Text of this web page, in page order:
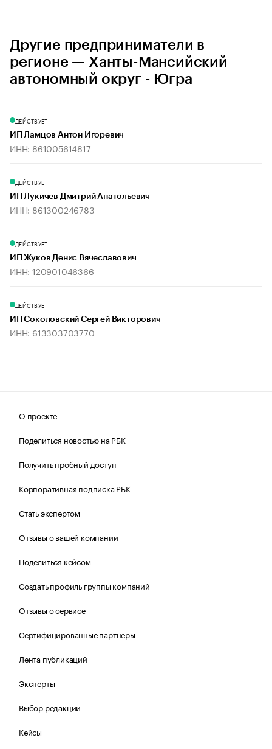
Другие предприниматели в
регионе — Ханты-Мансийский
автономный округ - Югра
ДЕЙСТВУЕТ
ИП Ламцов Антон Игоревич
ИНН: 861005614817
ДЕЙСТВУЕТ
ИП Лукичев Дмитрий Анатольевич
ИНН: 861300246783
ДЕЙСТВУЕТ
ИП Жуков Денис Вячеславович
ИНН: 120901046366
ДЕЙСТВУЕТ
ИП Соколовский Сергей Викторович
ИНН: 613303703770
О проекте
Поделиться новостью на РБК
Получить пробный доступ
Корпоративная подписка РБК
Стать экспертом
Отзывы о вашей компании
Поделиться кейсом
Создать профиль группы компаний
Отзывы о сервисе
Сертифицированные партнеры
Лента публикаций
Эксперты
Выбор редакции
Кейсы